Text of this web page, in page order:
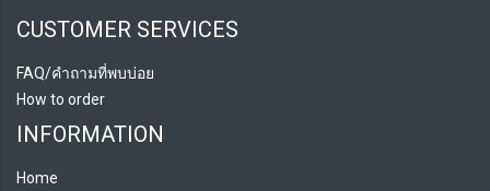
CUSTOMER SERVICES
FAQ/คำถามที่พบบ่อย
How to order
INFORMATION
Home